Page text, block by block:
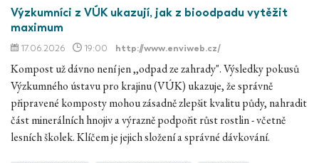
Výzkumníci z VÚK ukazují, jak z bioodpadu vytěžit
maximum
17.06.2026 19:00 http://www.enviweb.cz/
Kompost už dávno není jen ,,odpad ze zahrady". Výsledky pokusů
Výzkumného ústavu pro krajinu (VÚK) ukazuje, že správně
připravené komposty mohou zásadně zlepšit kvalitu půdy, nahradit
část minerálních hnojiv a výrazně podpořit růst rostlin - včetně
lesních školek. Klíčem je jejich složení a správné dávkování.